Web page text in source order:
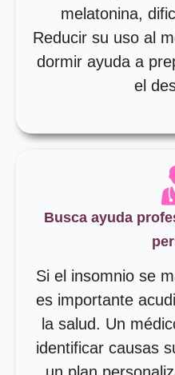
melatonina,
Reducir su uso al
dormir ayuda a
el
Busca ayuda
Si el insomnio se
es importante
la salud. Un
identificar causas